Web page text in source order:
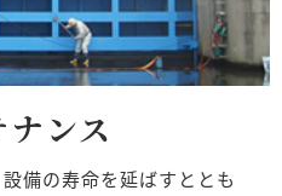
ンス
備の寿命を延ばすととも